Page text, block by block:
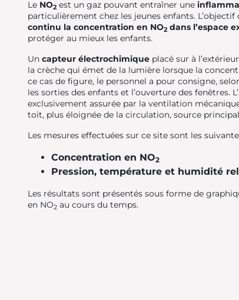
Le NO2 est un gaz pouvant entraîner une
particulièrement chez les jeunes enfants. L’objectif
continu la concentration en NO2 dans l’espace
protéger au mieux les enfants.
Un capteur électrochimique placé sur à
la crèche qui émet de la lumière lorsque la
ce cas de figure, le personnel a pour consigne,
les sorties des enfants et l’ouverture des fenêtres.
exclusivement assurée par la ventilation
toit, plus éloignée de la circulation, source
Les mesures effectuées sur ce site sont les
Concentration en NO2
Pression, température et humidité
Les résultats sont présentés sous forme de
en NO2 au cours du temps.